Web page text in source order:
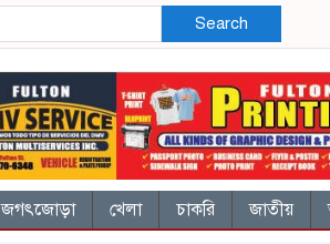
Search
জগৎজোড়া খেলা চাকরি জাতীয়